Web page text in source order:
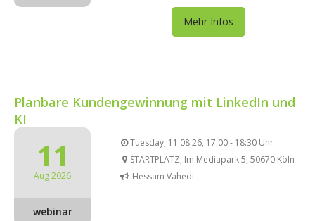
Mehr Infos
Planbare Kundengewinnung mit LinkedIn und
KI
11
Aug 2026
webinar
Tuesday, 11.08.26, 17:00 - 18:30 Uhr
STARTPLATZ, Im Mediapark 5, 50670 Köln
Hessam Vahedi